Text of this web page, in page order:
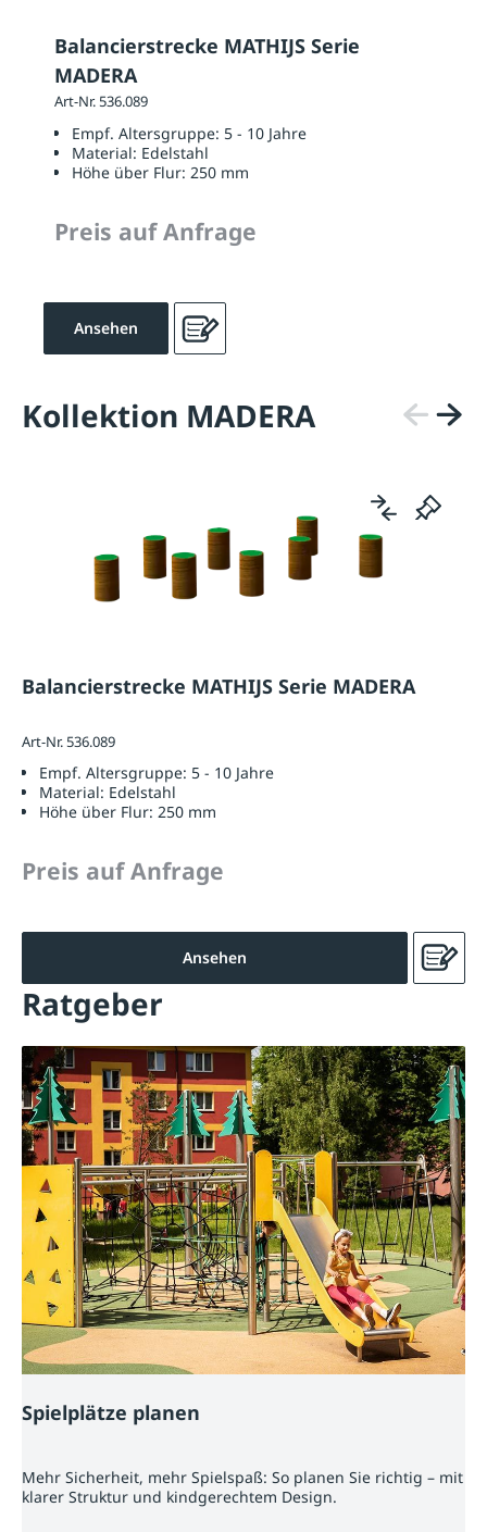
Balancierstrecke MATHIJS Serie
MADERA
Art-Nr. 536.089
Empf. Altersgruppe: 5 - 10 Jahre
Material: Edelstahl
Höhe über Flur: 250 mm
Preis auf Anfrage
Ansehen
Kollektion MADERA
Balancierstrecke MATHIJS Serie MADERA
Art-Nr. 536.089
Empf. Altersgruppe: 5 - 10 Jahre
Material: Edelstahl
Höhe über Flur: 250 mm
Preis auf Anfrage
Ansehen
Ratgeber
Spielplätze planen
Mehr Sicherheit, mehr Spielspaß: So planen Sie richtig – mit
klarer Struktur und kindgerechtem Design.